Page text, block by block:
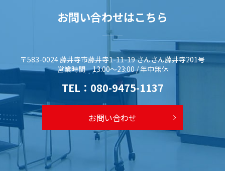
お問い合わせはこちら
〒583-0024 藤井寺市藤井寺1-11-19 さんさん藤井寺201号
営業時間 13:00～23:00 / 年中無休
TEL： 080-9475-1137
お問い合わせ